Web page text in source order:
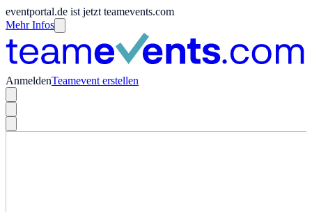
eventportal.de ist jetzt teamevents.com
Mehr Infos
AnmeldenTeamevent erstellen